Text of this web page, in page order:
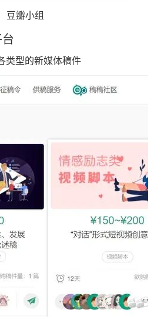
豆瓣小组
型的新媒体稿件